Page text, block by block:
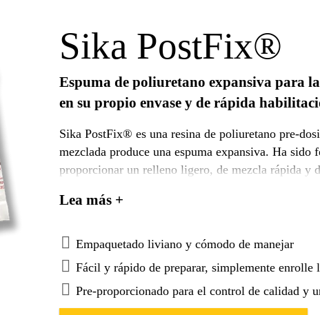
Sika PostFix®
Espuma de poliuretano expansiva para
en su propio envase y de rápida
Sika PostFix® es una resina de poliuretano pre-
mezclada produce una espuma expansiva. Ha sido formulado y envasado específicamente para
proporcionar un relleno ligero, de mezcla rápida y
diseñado para fijar de forma fácil, cómodo y rápido
Lea más +
Empaquetado liviano y cómodo de manejar
Fácil y rápido de preparar, simplemente enrolle
Pre-proporcionado para el control de calidad y